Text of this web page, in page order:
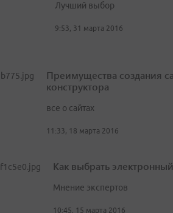
Лучший выбор
9:53, 31 марта 2016
Преимущества создания
конструктора
все о сайтах
11:33, 18 марта 2016
Как выбрать
Мнение экспертов
10:45, 15 марта 2016